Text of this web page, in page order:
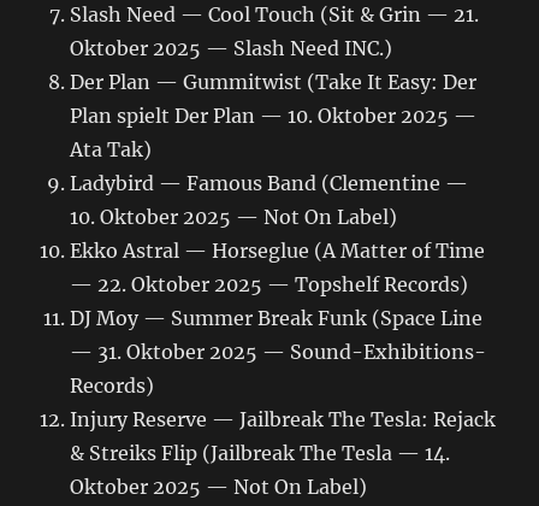
Slash Need — Cool Touch (Sit & Grin — 21.
Oktober 2025 — Slash Need INC.)
Der Plan — Gummitwist (Take It Easy: Der
Plan spielt Der Plan — 10. Oktober 2025 —
Ata Tak)
Ladybird — Famous Band (Clementine —
10. Oktober 2025 — Not On Label)
Ekko Astral — Horseglue (A Matter of Time
— 22. Oktober 2025 — Topshelf Records)
DJ Moy — Summer Break Funk (Space Line
— 31. Oktober 2025 — Sound-Exhibitions-
Records)
Injury Reserve — Jailbreak The Tesla: Rejack
& Streiks Flip (Jailbreak The Tesla — 14.
Oktober 2025 — Not On Label)